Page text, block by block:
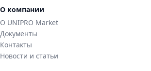
О компании
О UNIPRO Market
Документы
Контакты
Новости и статьи